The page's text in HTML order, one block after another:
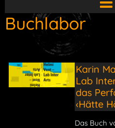
Buchlabor
Karin
Lab
das
‹Hätte
Das Buch